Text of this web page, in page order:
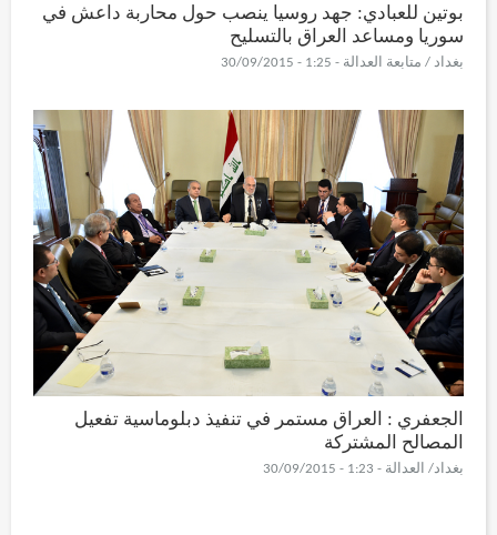
بوتين للعبادي: جهد روسيا ينصب حول محاربة داعش في
سوريا ومساعد العراق بالتسليح
بغداد / متابعة العدالة - 1:25 - 30/09/2015
الجعفري : العراق مستمر في تنفيذ دبلوماسية تفعيل
المصالح المشتركة
بغداد/ العدالة - 1:23 - 30/09/2015